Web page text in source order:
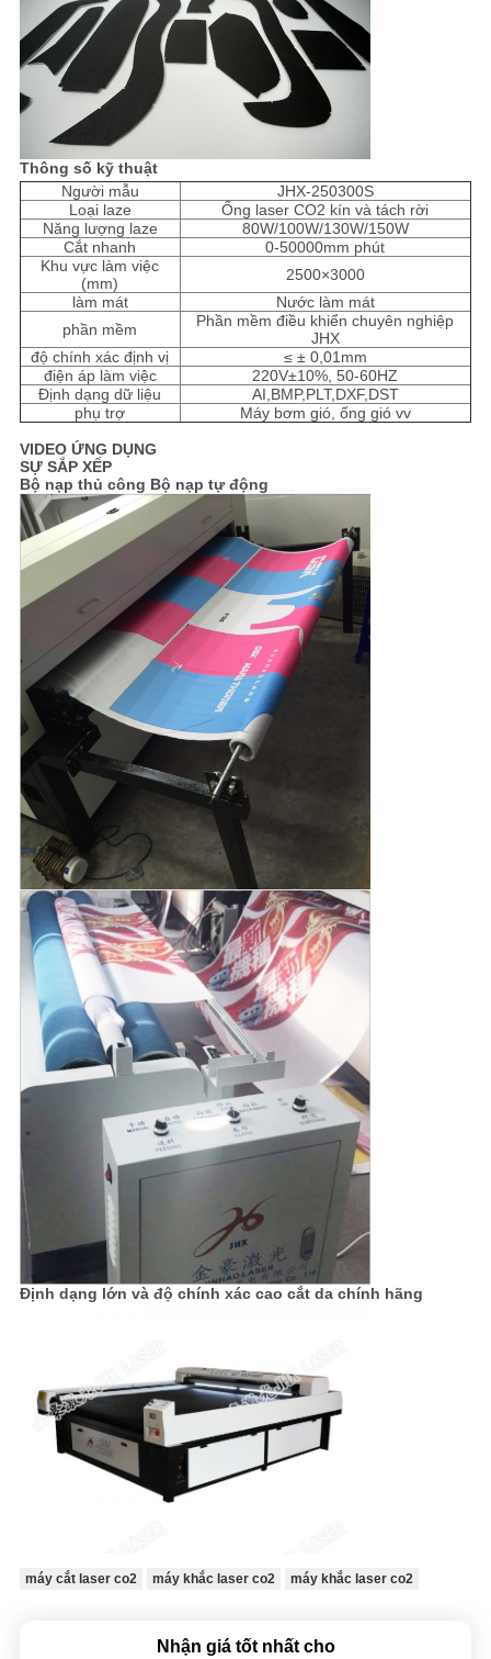
Thông số kỹ thuật
Người mẫu
JHX-250300S
Loại laze
Ống laser CO2 kín và tách rời
Năng lượng laze
80W/100W/130W/150W
Cắt nhanh
0-50000mm phút
Khu vực làm việc
(mm)
2500×3000
làm mát
Nước làm mát
phần mềm
Phần mềm điều khiển chuyên nghiệp
JHX
độ chính xác định vị
≤ ± 0,01mm
điện áp làm việc
220V±10%, 50-60HZ
Định dạng dữ liệu
AI,BMP,PLT,DXF,DST
phụ trợ
Máy bơm gió, ống gió vv
VIDEO ỨNG DỤNG
SỰ SẮP XẾP
Bộ nạp thủ công Bộ nạp tự động
Định dạng lớn và độ chính xác cao cắt da chính hãng
máy cắt laser co2 máy khắc laser co2 máy khắc laser co2
Nhận giá tốt nhất cho